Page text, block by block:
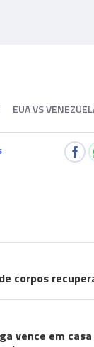
EUA VS
corpos
vence em